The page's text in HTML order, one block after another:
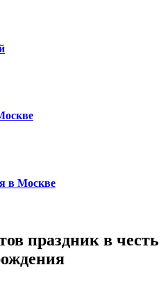
в Москве
праздник в честь